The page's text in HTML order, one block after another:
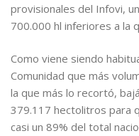
provisionales del Infovi,
700.000 hl inferiores a la
Como viene siendo
Comunidad que más
la que más lo recortó,
379.117 hectolitros para
casi un 89% del total